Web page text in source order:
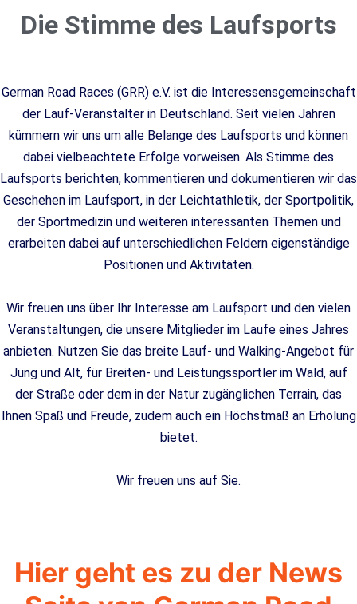
Die Stimme des Laufsports
German Road Races (GRR) e.V. ist die Interessensgemeinschaft
der Lauf-Veranstalter in Deutschland. Seit vielen Jahren
kümmern wir uns um alle Belange des Laufsports und können
dabei vielbeachtete Erfolge vorweisen. Als Stimme des
Laufsports berichten, kommentieren und dokumentieren wir das
Geschehen im Laufsport, in der Leichtathletik, der Sportpolitik,
der Sportmedizin und weiteren interessanten Themen und
erarbeiten dabei auf unterschiedlichen Feldern eigenständige
Positionen und Aktivitäten.
Wir freuen uns über Ihr Interesse am Laufsport und den vielen
Veranstaltungen, die unsere Mitglieder im Laufe eines Jahres
anbieten. Nutzen Sie das breite Lauf- und Walking-Angebot für
Jung und Alt, für Breiten- und Leistungssportler im Wald, auf
der Straße oder dem in der Natur zugänglichen Terrain, das
Ihnen Spaß und Freude, zudem auch ein Höchstmaß an Erholung
bietet.
Wir freuen uns auf Sie.
Hier geht es zu der News